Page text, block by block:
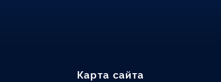
Карта сайта